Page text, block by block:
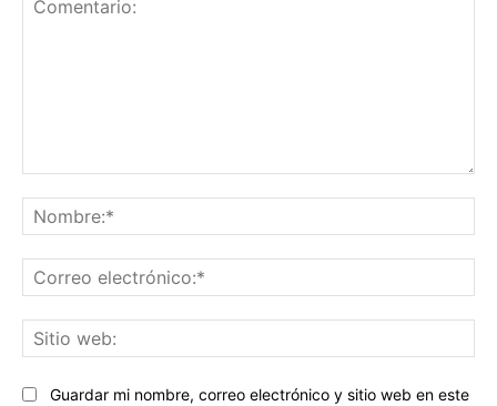
Guardar mi nombre, correo electrónico y sitio web en este